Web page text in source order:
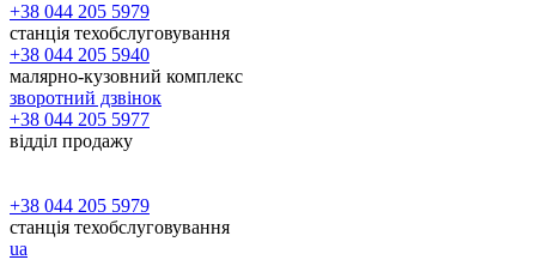
+38 044 205 5979
станція техобслуговування
+38 044 205 5940
малярно-кузовний комплекс
зворотний дзвінок
+38 044 205 5977
відділ продажу
+38 044 205 5979
станція техобслуговування
ua